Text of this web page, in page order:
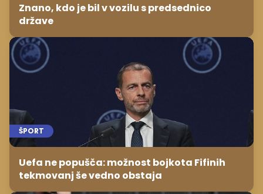
Znano, kdo je bil v vozilu s predsednico
države
ŠPORT
Uefa ne popušča: možnost bojkota Fifinih
tekmovanj še vedno obstaja